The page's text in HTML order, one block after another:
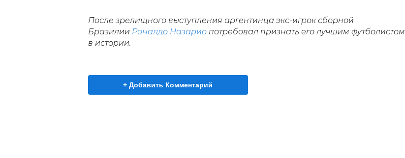
После зрелищного выступления аргентинца экс-игрок сборной
Бразилии Роналдо Назариопотребовал признать его лучшим футболистом
в истории.
+ Добавить Комментарий